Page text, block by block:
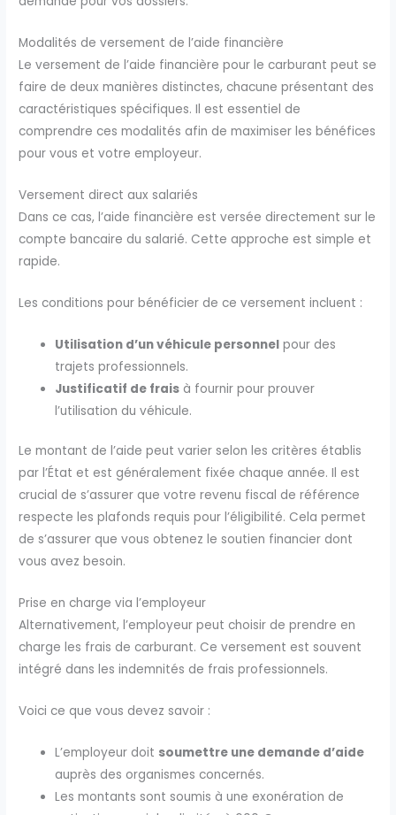
Modalités de versement de l’aide financière
Le versement de l’aide financière pour le carburant peut se
faire de deux manières distinctes, chacune présentant des
caractéristiques spécifiques. Il est essentiel de
comprendre ces modalités afin de maximiser les bénéfices
pour vous et votre employeur.
Versement direct aux salariés
Dans ce cas, l’aide financière est versée directement sur le
compte bancaire du salarié. Cette approche est simple et
rapide.
Les conditions pour bénéficier de ce versement incluent :
Utilisation d’un véhicule personnel pour des
trajets professionnels.
Justificatif de frais à fournir pour prouver
l’utilisation du véhicule.
Le montant de l’aide peut varier selon les critères établis
par l’État et est généralement fixée chaque année. Il est
crucial de s’assurer que votre revenu fiscal de référence
respecte les plafonds requis pour l’éligibilité. Cela permet
de s’assurer que vous obtenez le soutien financier dont
vous avez besoin.
Prise en charge via l’employeur
Alternativement, l’employeur peut choisir de prendre en
charge les frais de carburant. Ce versement est souvent
intégré dans les indemnités de frais professionnels.
Voici ce que vous devez savoir :
L’employeur doit soumettre une demande d’aide
auprès des organismes concernés.
Les montants sont soumis à une exonération de